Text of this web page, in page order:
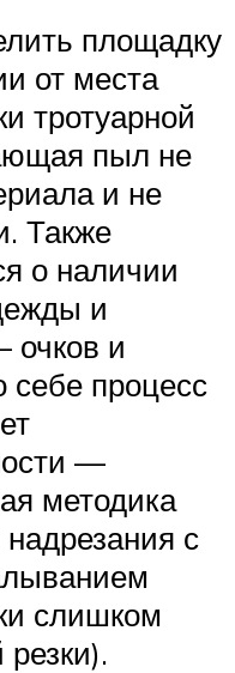
площадку
от места
тротуарной
пыл не
и не
Также
о наличии
и
очков и
себе процесс
—
методика
с
слишком